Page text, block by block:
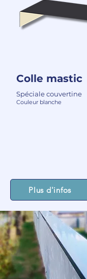
Colle mastic
Spéciale couvertine
Couleur blanche
Plus d'infos